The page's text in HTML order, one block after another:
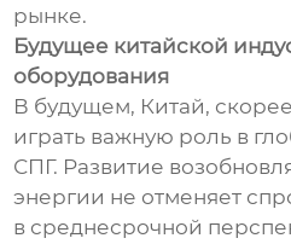
рынке.
Будущее китайской
оборудования
В будущем, Китай,
играть важную роль в
СПГ. Развитие
энергии не отменяет
в среднесрочной